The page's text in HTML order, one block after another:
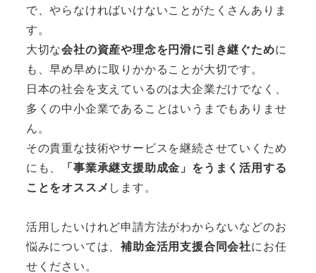
で、やらなければいけないことがたくさんありま
す。
大切な会社の資産や理念を円滑に引き継ぐために
も、早め早めに取りかかることが大切です。
日本の社会を支えているのは大企業だけでなく、
多くの中小企業であることはいうまでもありませ
ん。
その貴重な技術やサービスを継続させていくため
にも、
「事業承継支援助成金」をうまく活用する
ことをオススメ します。
活用したいけれど申請方法がわからないなどのお
悩みについては、補助金活用支援合同会社にお任
せください。